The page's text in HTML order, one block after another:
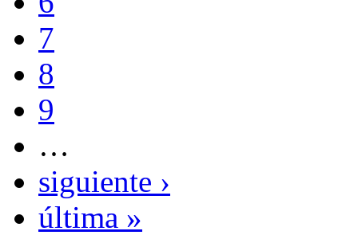
7
8
9
…
siguiente ›
última »